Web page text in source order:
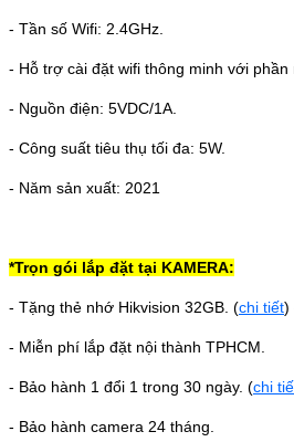
- Tần số Wifi: 2.4GHz.
- Hỗ trợ cài đặt wifi thông minh với phần
- Nguồn điện: 5VDC/1A.
- Công suất tiêu thụ tối đa: 5W.
- Năm sản xuất: 2021
*Trọn gói lắp đặt tại KAMERA:
- Tặng thẻ nhớ Hikvision 32GB. (chi tiết)
- Miễn phí lắp đặt nội thành TPHCM.
- Bảo hành 1 đổi 1 trong 30 ngày. (chi
- Bảo hành camera 24 tháng.